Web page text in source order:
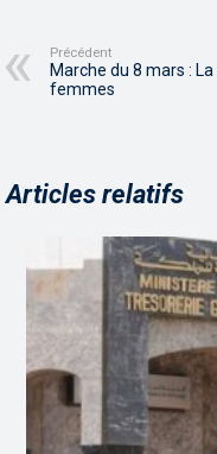
Précédent
Marche du 8 mars :
femmes
Articles relatifs